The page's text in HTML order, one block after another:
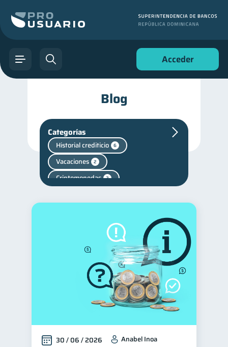
Acceder
Blog
Categorías
Historial crediticio 6
Vacaciones 2
Criptomonedas 2
Finanzas personales 44
Manejo de deudas 31
Educación financiera 31
Finanzas para jóvenes 30
30
Finanzas familiares 25
Inclusión financiera 22
Bienestar financiero 22
30 / 06 / 2026 Anabel Inoa